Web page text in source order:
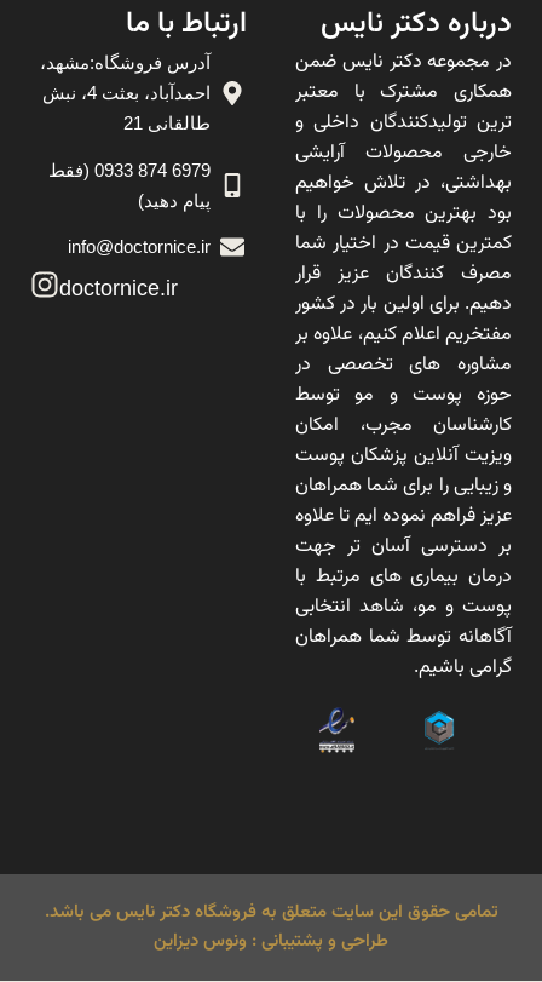
درباره دکتر نایس
در مجموعه دکتر نایس ضمن
همکاری مشترک با معتبر
ترین تولیدکنندگان داخلی و
خارجی محصولات آرایشی
بهداشتی، در تلاش خواهیم
بود بهترین محصولات را با
کمترین قیمت در اختیار شما
مصرف کنندگان عزیز قرار
دهیم. برای اولین بار در کشور
مفتخریم اعلام کنیم، علاوه بر
مشاوره های تخصصی در
حوزه پوست و مو توسط
کارشناسان مجرب، امکان
ویزیت آنلاین پزشکان پوست
و زیبایی را برای شما همراهان
عزیز فراهم نموده ایم تا علاوه
بر دسترسی آسان تر جهت
درمان بیماری های مرتبط با
پوست و مو، شاهد انتخابی
آگاهانه توسط شما همراهان
گرامی باشیم.
ارتباط با ما
آدرس فروشگاه:مشهد،
احمدآباد، بعثت 4، نبش
طالقانی 21
6979 874 0933 (فقط
پیام دهید)
info@doctornice.ir
doctornice.ir
تمامی حقوق این سایت متعلق به فروشگاه دکتر نایس می باشد.
طراحی و پشتیبانی : ونوس دیزاین